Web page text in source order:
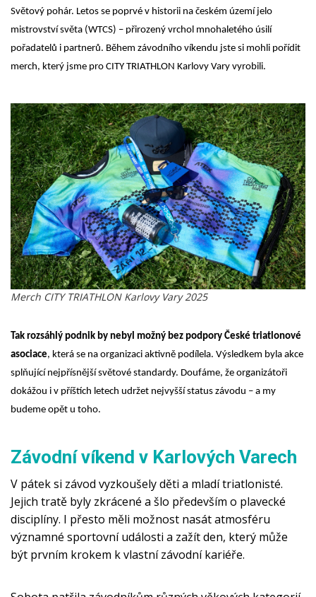
Světový pohár. Letos se poprvé v historii na českém území jelo
mistrovství světa (WTCS) – přirozený vrchol mnohaletého úsilí
pořadatelů i partnerů. Během závodního víkendu jste si mohli pořídit
merch, který jsme pro CITY TRIATHLON Karlovy Vary vyrobili.
Merch CITY TRIATHLON Karlovy Vary 2025
Tak rozsáhlý podnik by nebyl možný bez podpory České triatlonové
asociace, která se na organizaci aktivně podílela. Výsledkem byla akce
splňující nejpřísnější světové standardy. Doufáme, že organizátoři
dokážou i v příštích letech udržet nejvyšší status závodu – a my
budeme opět u toho.
Závodní víkend v Karlových Varech
V pátek si závod vyzkoušely děti a mladí triatlonisté.
Jejich tratě byly zkrácené a šlo především o plavecké
disciplíny. I přesto měli možnost nasát atmosféru
významné sportovní události a zažít den, který může
být prvním krokem k vlastní závodní kariéře.